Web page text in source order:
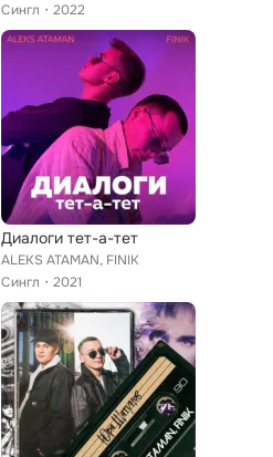
Сингл
2022
Диалоги тет-а-тет
ALEKS ATAMAN, FINIK
Сингл
2021